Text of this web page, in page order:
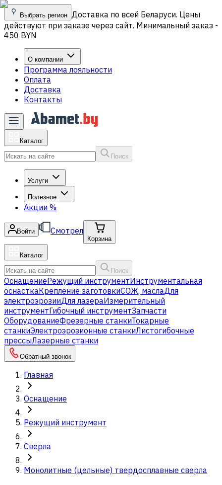
Выбрать регион Доставка по всей Беларуси. Цены
действуют при заказе через сайт. Минимальный заказ -
450 BYN
О компании
Программа лояльности
Оплата
Доставка
Контакты
Каталог
Поиск
Услуги
Полезное
Акции %
Войти Смотрел
Корзина
Каталог
Поиск
ОснащениеРежущий инструментИнструментальная
оснасткаКрепление заготовкиСОЖ, маслаДля
электроэрозииДля лазераИзмерительный
инструментГибочный инструментЗапчасти
ОборудованиеФрезерные станкиТокарные
станкиЭлектроэрозионные станкиЛистогибочные
прессыЛазерные станки
Обратный звонок
Главная
Оснащение
Режущий инструмент
Сверла
Монолитные (цельные) твердосплавные сверла